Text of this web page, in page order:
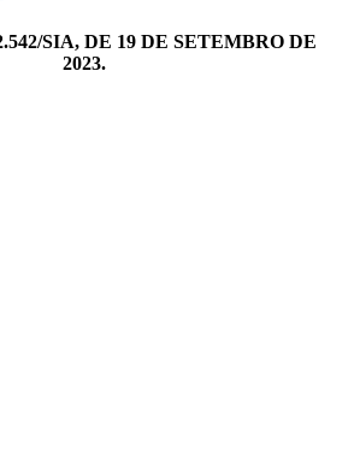
SIA, DE 19 DE SETEMBRO DE
2023.